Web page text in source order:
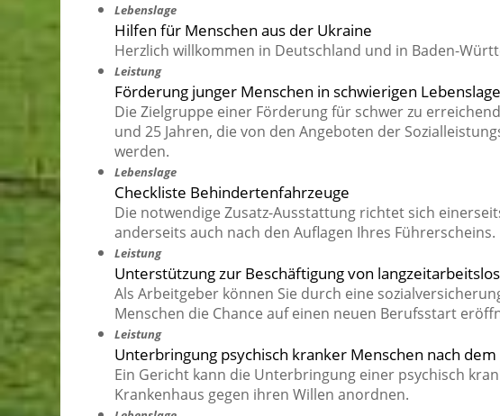
Lebenslage
Hilfen für Menschen aus der Ukraine
Herzlich willkommen in Deutschland und in Baden-
Leistung
Förderung junger Menschen in schwierigen
Die Zielgruppe einer Förderung für schwer zu
und 25 Jahren, die von den Angeboten der
werden.
Lebenslage
Checkliste Behindertenfahrzeuge
Die notwendige Zusatz-Ausstattung richtet sich
anderseits auch nach den Auflagen Ihres Führerscheins.
Leistung
Unterstützung zur Beschäftigung von
Als Arbeitgeber können Sie durch eine
Menschen die Chance auf einen neuen Berufsstart
Leistung
Unterbringung psychisch kranker Menschen nach dem
Ein Gericht kann die Unterbringung einer psychisch
Krankenhaus gegen ihren Willen anordnen.